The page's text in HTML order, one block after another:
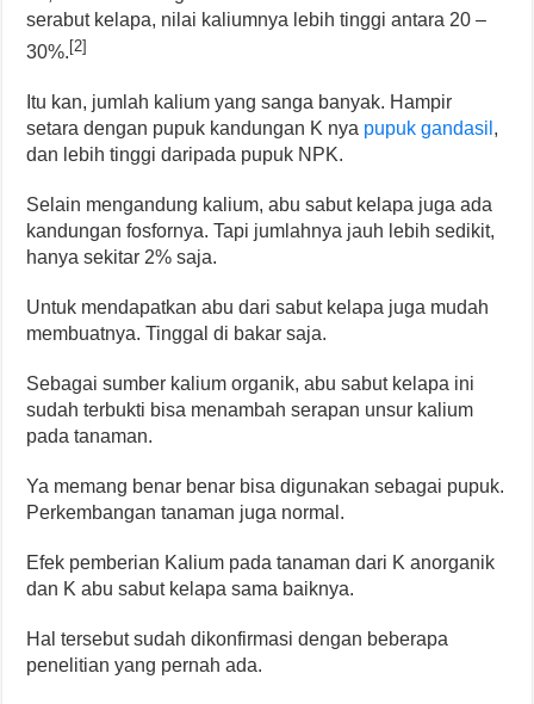
serabut kelapa, nilai kaliumnya lebih tinggi antara 20 –
30%. [2]
Itu kan, jumlah kalium yang sanga banyak. Hampir
setara dengan pupuk kandungan K nya pupuk gandasil ,
dan lebih tinggi daripada pupuk NPK.
Selain mengandung kalium, abu sabut kelapa juga ada
kandungan fosfornya. Tapi jumlahnya jauh lebih sedikit,
hanya sekitar 2% saja.
Untuk mendapatkan abu dari sabut kelapa juga mudah
membuatnya. Tinggal di bakar saja.
Sebagai sumber kalium organik, abu sabut kelapa ini
sudah terbukti bisa menambah serapan unsur kalium
pada tanaman.
Ya memang benar benar bisa digunakan sebagai pupuk.
Perkembangan tanaman juga normal.
Efek pemberian Kalium pada tanaman dari K anorganik
dan K abu sabut kelapa sama baiknya.
Hal tersebut sudah dikonfirmasi dengan beberapa
penelitian yang pernah ada.